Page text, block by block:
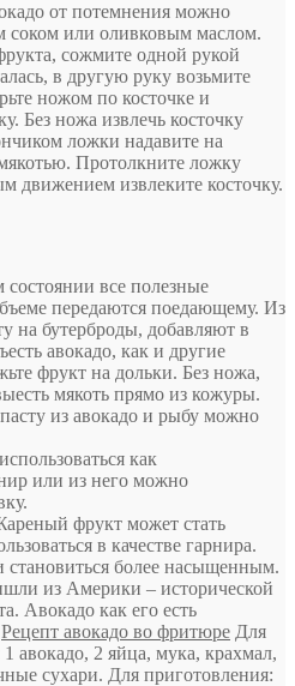
от потемнения можно
соком или оливковым маслом.
сожмите одной рукой
в другую руку возьмите
ножом по косточке и
Без ножа извлечь косточку
ложки надавите на
Протолкните ложку
движением извлеките косточку.
все полезные
передаются поедающему. Из
на бутерброды, добавляют в
авокадо, как и другие
фрукт на дольки. Без ножа,
мякоть прямо из кожуры.
из авокадо и рыбу можно
как
или из него можно
фрукт может стать
в качестве гарнира.
становиться более насыщенным.
из Америки – исторической
Авокадо как его есть
Рецепт авокадо во фритюре Для
авокадо, 2 яйца, мука, крахмал,
сухари. Для приготовления: